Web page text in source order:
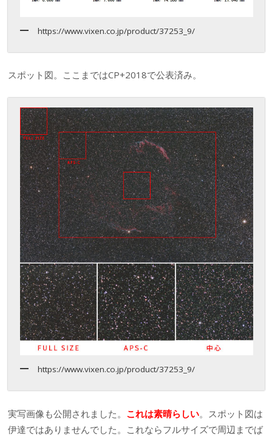
https://www.vixen.co.jp/product/37253_9/
スポット図。ここまではCP+2018で公表済み。
https://www.vixen.co.jp/product/37253_9/
実写画像も公開されました。 これは素晴らしい。スポット図は
伊達ではありませんでした。これならフルサイズで周辺までば